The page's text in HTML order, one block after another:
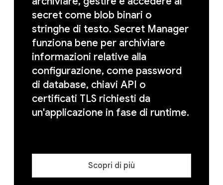
secret come blob binari o
stringhe di testo. Secret Manager
funziona bene per archiviare
informazioni relative alla
configurazione, come password
di database, chiavi API o
certificati TLS richiesti da
un'applicazione in fase di runtime.
Scopri di più